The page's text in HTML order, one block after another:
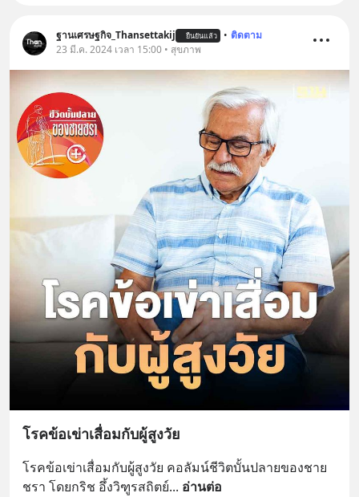
ฐานเศรษฐกิจ_Thansettakij ยืนยันแล้ว • ติดตาม
23 มี.ค. 2024 เวลา 15:00 • สุขภาพ
โรคข้อเข่าเสื่อมกับผู้สูงวัย
โรคข้อเข่าเสื่อมกับผู้สูงวัย คอลัมน์ชีวิตบั้นปลายของชาย
ชรา โดยกริช อึ้งวิฑูรสถิตย์... อ่านต่อ